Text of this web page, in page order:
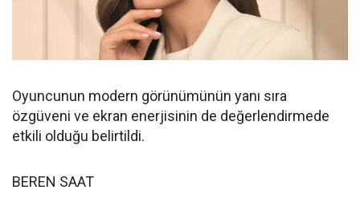
Oyuncunun modern görünümünün yanı sıra
özgüveni ve ekran enerjisinin de değerlendirmede
etkili olduğu belirtildi.
BEREN SAAT